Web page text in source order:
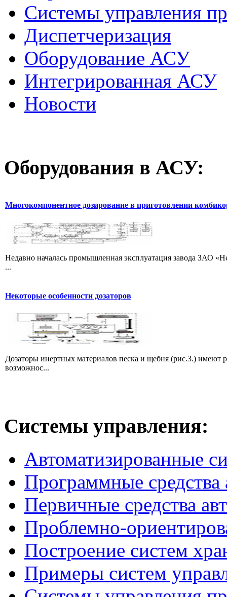
Системы управления
Диспетчеризация
Оборудование АСУ
Интегрированная АСУ
Новости
Оборудования в АСУ:
Многокомпонентное дозирование в приготовлении
Недавно началась промышленная эксплуатация завода ЗАО
...
Некоторые особенности дозаторов
Дозаторы инертных материалов песка и щебня (рис.3.) имеют
возможнос...
Системы управления:
Автоматизированные
Программные средства
Первичные средства
Проблемно-
Построение систем
Примеры систем